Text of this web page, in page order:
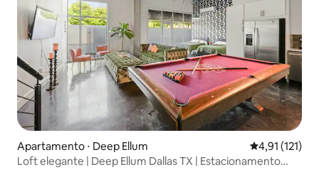
Apartamento ⋅ Deep Ellum 4,91 de uma
4,91 (121)
Loft elegante | Deep Ellum Dallas TX | Estacionamento